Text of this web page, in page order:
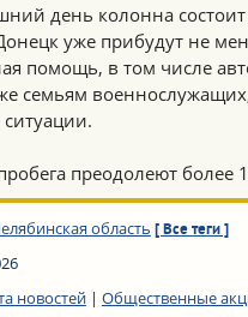
день колонна
уже прибудут не
помощь, в том числе
семьям
преодолеют более
область [ Все теги ]
новостей| Общественные